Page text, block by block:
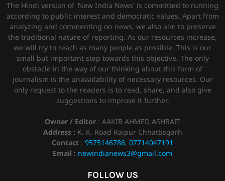
The Hindi version of 'New India News' is committed to running
according to public interest and democratic values. Apart from
analyzing and commenting on news, we also aim to preserve
the traditional nature of reporting. As our resources increase,
we will try to reach as many people as possible. This is our
small but important step towards this objective. The only
obstacle in the way of our thinking about this form of
journalism is the unavailability of necessary resources. Our
only request to the readers is to read, share, and also give
suggestions to improve it further.
Owner / Editor : AAKIB AHMED ASHRAFI
Address : K. K. Road Raipur Chhattisgarh
Contact : 9575146786, 07714047191
Email : newindianews3@gmail.com
FOLLOW US